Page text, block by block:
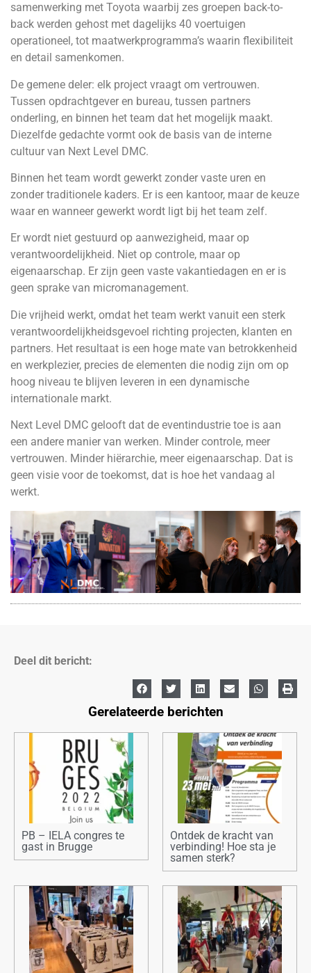
samenwerking met Toyota waarbij zes groepen back-to-
back werden gehost met dagelijks 40 voertuigen
operationeel, tot maatwerkprogramma’s waarin flexibiliteit
en detail samenkomen.
De gemene deler: elk project vraagt om vertrouwen.
Tussen opdrachtgever en bureau, tussen partners
onderling, en binnen het team dat het mogelijk maakt.
Diezelfde gedachte vormt ook de basis van de interne
cultuur van Next Level DMC.
Binnen het team wordt gewerkt zonder vaste uren en
zonder traditionele kaders. Er is een kantoor, maar de keuze
waar en wanneer gewerkt wordt ligt bij het team zelf.
Er wordt niet gestuurd op aanwezigheid, maar op
verantwoordelijkheid. Niet op controle, maar op
eigenaarschap. Er zijn geen vaste vakantiedagen en er is
geen sprake van micromanagement.
Die vrijheid werkt, omdat het team werkt vanuit een sterk
verantwoordelijkheidsgevoel richting projecten, klanten en
partners. Het resultaat is een hoge mate van betrokkenheid
en werkplezier, precies de elementen die nodig zijn om op
hoog niveau te blijven leveren in een dynamische
internationale markt.
Next Level DMC gelooft dat de eventindustrie toe is aan
een andere manier van werken. Minder controle, meer
vertrouwen. Minder hiërarchie, meer eigenaarschap. Dat is
geen visie voor de toekomst, dat is hoe het vandaag al
werkt.
Deel dit bericht:
Gerelateerde berichten
PB – IELA congres te
gast in Brugge
Ontdek de kracht van
verbinding! Hoe sta je
samen sterk?